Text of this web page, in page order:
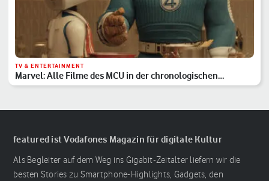
TV & ENTERTAINMENT
Marvel: Alle Filme des MCU in der chronologischen
Reihenfolge
featured ist Vodafones Magazin für digitale Kultur
Als Begleiter auf dem Weg ins Gigabit-Zeitalter liefern wir die
besten Stories zu Smartphone-Highlights, Gadgets, den